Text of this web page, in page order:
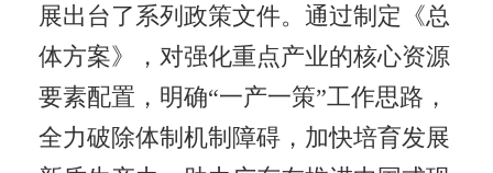
展出台了系列政策文件。通过制定《总
体方案》，对强化重点产业的核心资源
要素配置，明确“一产一策”工作思路，
全力破除体制机制障碍，加快培育发展